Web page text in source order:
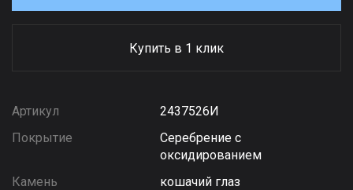
Купить в 1 клик
Артикул
2437526И
Покрытие
Серебрение с
оксидированием
Камень
кошачий глаз